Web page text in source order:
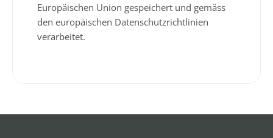
Europäischen Union gespeichert und gemäss
den europäischen Datenschutzrichtlinien
verarbeitet.